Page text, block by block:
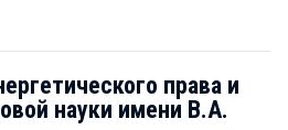
права и
науки имени В.А.